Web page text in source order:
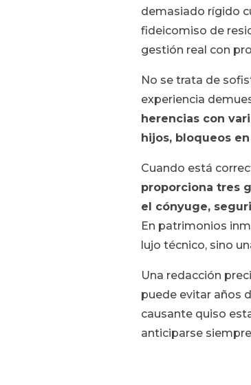
demasiado rígido
fideicomiso de
gestión real con
No se trata de
experiencia
herencias con
hijos, bloqueos
Cuando está
proporciona tres
el cónyuge,
En patrimonios
lujo técnico, sino
Una redacción
puede evitar años
causante quiso
anticiparse